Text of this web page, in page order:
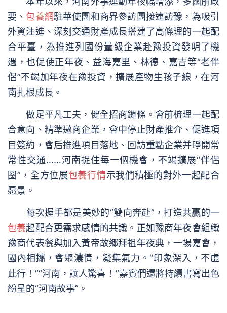
要、 包養網駐華使團和商界參訪團接連訪豫，為吸引
外資注進、深刻交通財產成長搭建了高條理的一起配
合平臺，為推進列國份量級企業赴豫投資發明了機
遇，也促使正年夜、益海嘉里、林德、嘉吉等“老伴
侶”不竭加年夜在豫投資，擴展產物生孩子線，在河
南扎根成長。
做足平凡工夫，健全招商鏈條。會前梳理一起配
合意向、精準邀商企業，會中停止財產推介、促進項
目簽約，會后推進項目落地、回訪重點企業并睜開常
常性交通……河南捉住每一個機會，不竭擴展“伴侶
圈”，全方位展包養行情示我們積極的對外一起配合
愿景。
每次握手都是美妙的“雙向奔赴”，打造共贏的一
包養起配合更需求感情的共識。正如豫商年夜會組織
豫商代表餐與加入黃帝故鄉拜祖年夜典，一場嘉會，
國內相攜，會聚濃情，凝集氣力。“印象深入，不虛
此行！”“河南，讓人驚喜！”嘉賓們還將持續書寫出色
紛呈的“河南故事”。